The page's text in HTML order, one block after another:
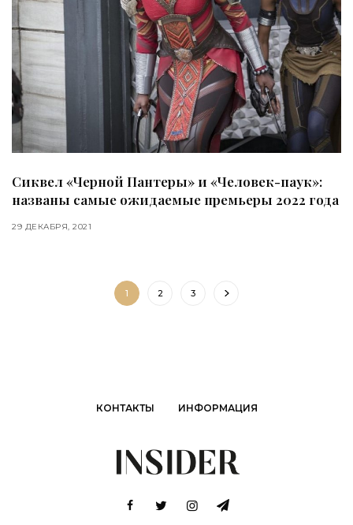
Сиквел «Черной Пантеры» и «Человек-паук»:
названы самые ожидаемые премьеры 2022 года
29 ДЕКАБРЯ, 2021
1 2 3
КОНТАКТЫ ИНФОРМАЦИЯ